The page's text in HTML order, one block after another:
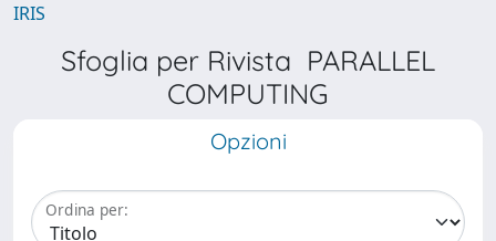
IRIS
Sfoglia per Rivista PARALLEL
COMPUTING
Opzioni
Ordina per: